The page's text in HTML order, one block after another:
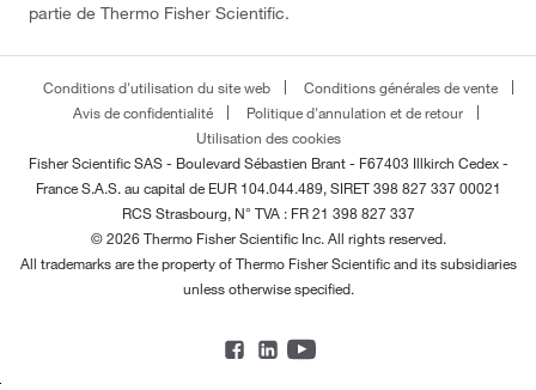
partie de Thermo Fisher Scientific.
Conditions d'utilisation du site web
Conditions générales de vente
Avis de confidentialité
Politique d'annulation et de retour
Utilisation des cookies
Fisher Scientific SAS - Boulevard Sébastien Brant - F67403 Illkirch Cedex -
FranceS.A.S. au capital de EUR 104.044.489, SIRET 398 827 337 00021
RCS Strasbourg, N° TVA : FR 21 398 827 337
© 2026 Thermo Fisher Scientific Inc. All rights reserved.
All trademarks are the property of Thermo Fisher Scientific and its subsidiaries
unless otherwise specified.